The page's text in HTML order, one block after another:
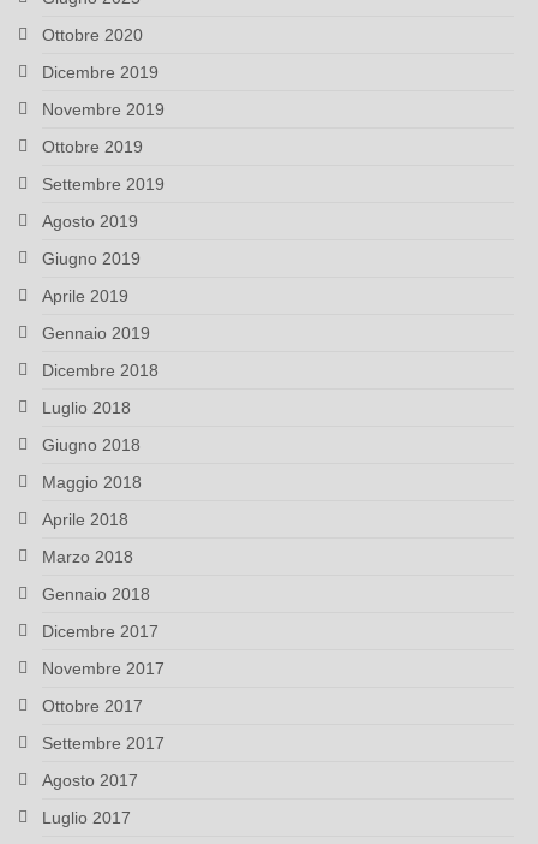
Ottobre 2020
Dicembre 2019
Novembre 2019
Ottobre 2019
Settembre 2019
Agosto 2019
Giugno 2019
Aprile 2019
Gennaio 2019
Dicembre 2018
Luglio 2018
Giugno 2018
Maggio 2018
Aprile 2018
Marzo 2018
Gennaio 2018
Dicembre 2017
Novembre 2017
Ottobre 2017
Settembre 2017
Agosto 2017
Luglio 2017